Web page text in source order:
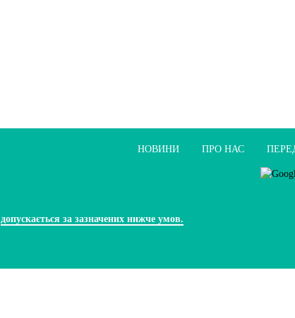
НОВИНИ ПРО НАС
допускається за зазначених нижче умов.